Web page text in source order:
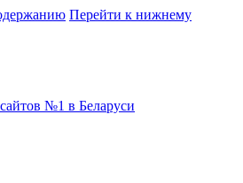
Перейти к нижнему